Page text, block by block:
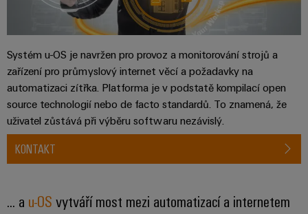
Vodík
Vodík
jako
klíčová
technologie
pro
energetickou
transformaci
Výrobci
Inovativní
pro
Pracoviště
a příslušenství
Nářadí
Automatické
stroje
Software
Štítky
Průmyslové
Systém u-OS je navržen pro provoz a monitorování strojů a
zařízení pro průmyslový internet věcí a požadavky na
automatizaci zítřka. Platforma je v podstatě kompilací open
source technologií nebo de facto standardů. To znamená, že
uživatel zůstává při výběru softwaru nezávislý.
KONTAKT
... a u-OS vytváří most mezi automatizací a internetem